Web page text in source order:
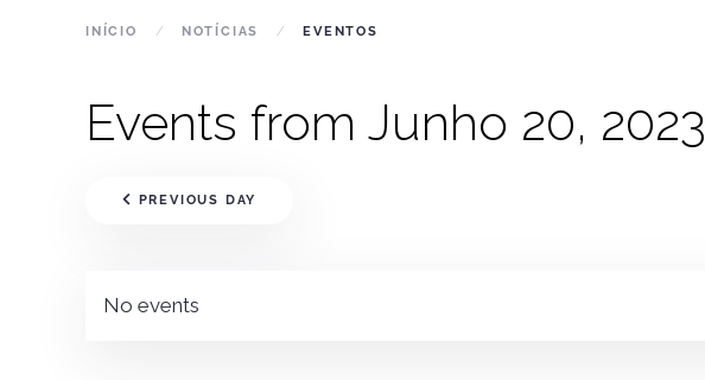
INÍCIO NOTÍCIAS EVENTOS
Events from Junho 20, 2023
PREVIOUS DAY
No events